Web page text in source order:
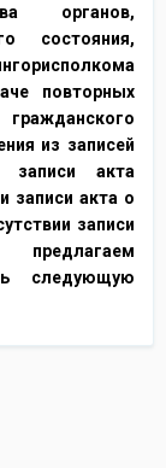
органов,
состояния,
повторных
из записей
записи акта
записи акта о
записи
предлагаем
следующую